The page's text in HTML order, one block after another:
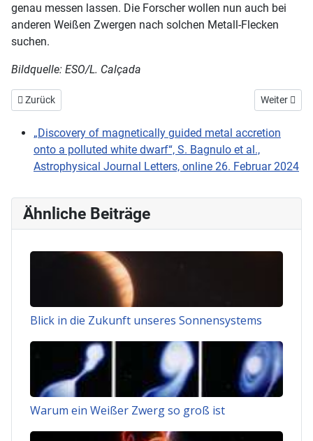
genau messen lassen. Die Forscher wollen nun auch bei
anderen Weißen Zwergen nach solchen Metall-Flecken
suchen.
Bildquelle: ESO/L. Calçada
Vorheriger Beitrag: Große Sterne verhindern Entstehung großer
Zurück Nächster
Weiter
„Discovery of magnetically guided metal accretion
onto a polluted white dwarf“, S. Bagnulo et al.,
Astrophysical Journal Letters, online 26. Februar 2024
Ähnliche Beiträge
Blick in die Zukunft unseres Sonnensystems
Warum ein Weißer Zwerg so groß ist